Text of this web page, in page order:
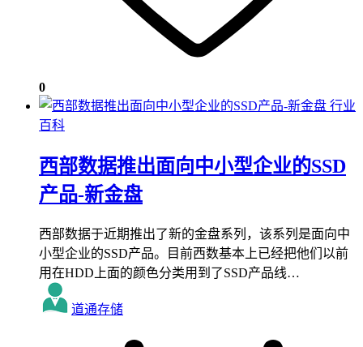
0
行业
百科
西部数据推出面向中小型企业的SSD
产品-新金盘
西部数据于近期推出了新的金盘系列，该系列是面向中
小型企业的SSD产品。目前西数基本上已经把他们以前
用在HDD上面的颜色分类用到了SSD产品线…
道通存储